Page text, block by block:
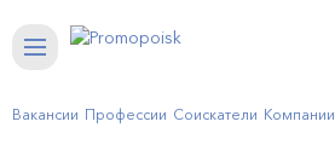
Вакансии Профессии Соискатели Компании